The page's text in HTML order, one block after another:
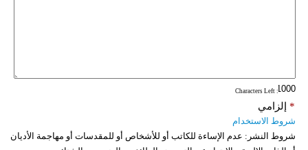
: Characters Left
إلزامي *
شروط الاستخدام
شروط النشر: عدم الإساءة للكاتب أو للأشخاص أو للمقدسات أو مهاجمة الأديان